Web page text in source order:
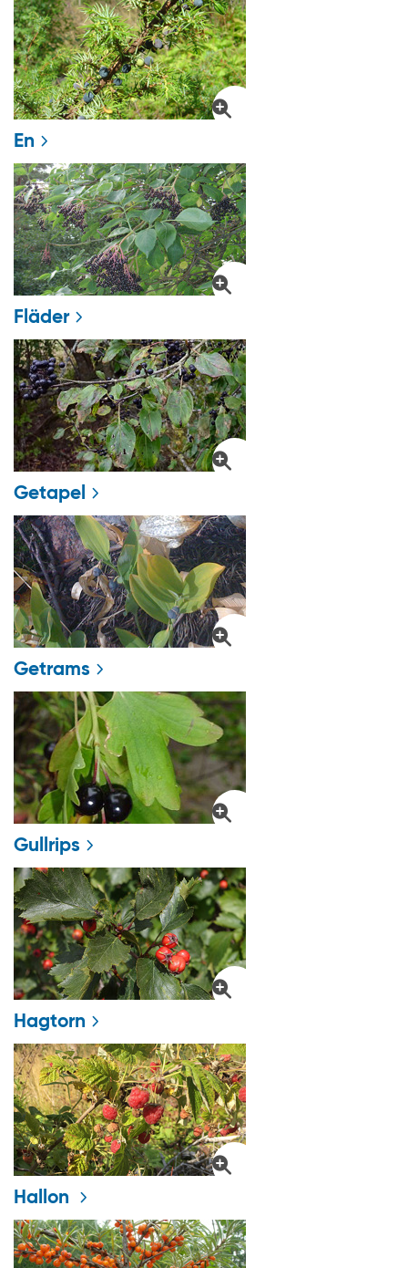
En
Fläder
Getapel
Getrams
Gullrips
Hagtorn
Hallon